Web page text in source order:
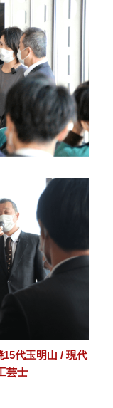
代玉明山 / 現代
芸士